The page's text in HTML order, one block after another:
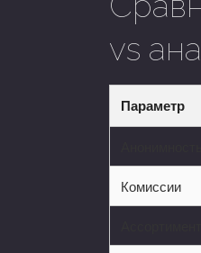
vs
Параметр
Комиссии